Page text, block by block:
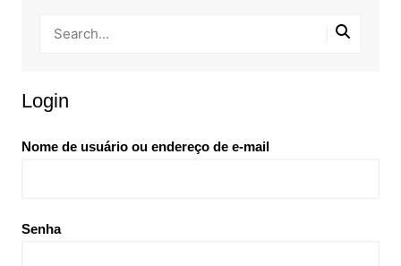
Login
Nome de usuário ou endereço de e-mail
Senha